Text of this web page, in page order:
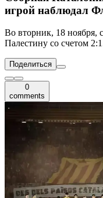
игрой наблюдал
Во вторник, 18 ноября,
Палестину со счетом
Поделиться
0
comments